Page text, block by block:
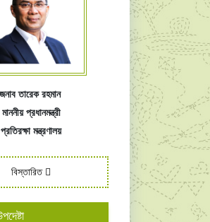
জনাব তারেক রহমান
মাননীয় প্রধানমন্ত্রী
প্রতিরক্ষা মন্ত্রণালয়
বিস্তারিত